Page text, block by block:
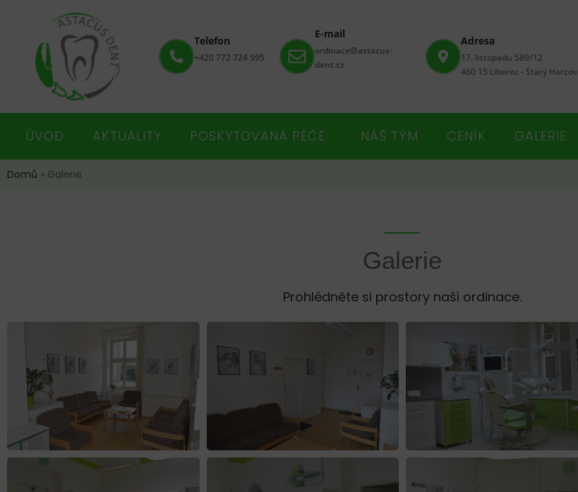
Telefon
+420 772 724 595
E-mail
ordinace@astacus-
dent.cz
Adresa
17. listopadu 589/12
460 15 Liberec - Starý Harcov
ÚVOD AKTUALITY POSKYTOVANÁ PÉČE NÁŠ TÝM CENÍK GALERIE
Domů » Galerie
Galerie
Prohlédněte si prostory naší ordinace.